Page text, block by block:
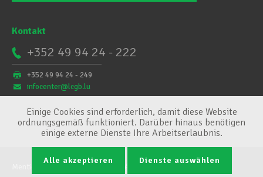
Kontakt
+352 49 94 24 - 222
+352 49 94 24 - 249
infocenter@lcgb.lu
Conditions générales
Einige Cookies sind erforderlich, damit diese Website
ordnungsgemäß funktioniert. Darüber hinaus benötigen
einige externe Dienste Ihre Arbeitserlaubnis.
Alle akzeptieren Dienste auswählen